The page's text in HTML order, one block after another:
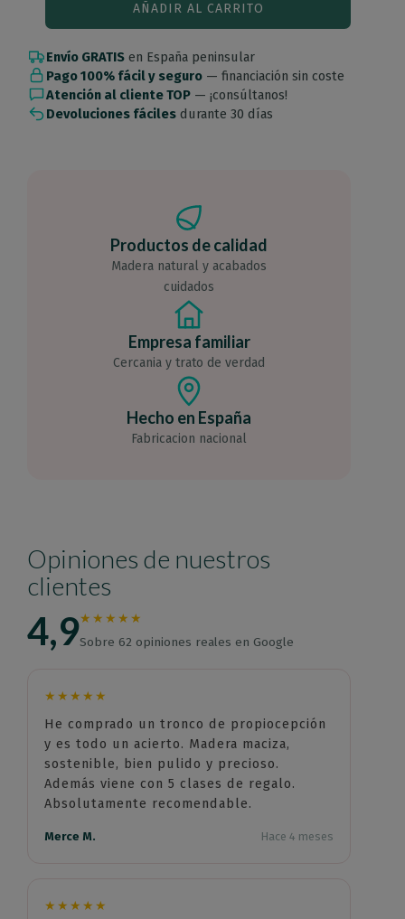
AÑADIR AL CARRITO
Envío GRATIS en España peninsular
Pago 100% fácil y seguro — financiación sin coste
Atención al cliente TOP — ¡consúltanos!
Devoluciones fáciles durante 30 días
Productos de calidad
Madera natural y acabados
cuidados
Empresa familiar
Cercania y trato de verdad
Hecho en España
Fabricacion nacional
Opiniones de nuestros
clientes
4,9★★★★★
Sobre 62 opiniones reales en Google
★★★★★
He comprado un tronco de propiocepción
y es todo un acierto. Madera maciza,
sostenible, bien pulido y precioso.
Además viene con 5 clases de regalo.
Absolutamente recomendable.
Merce M. Hace 4 meses
★★★★★